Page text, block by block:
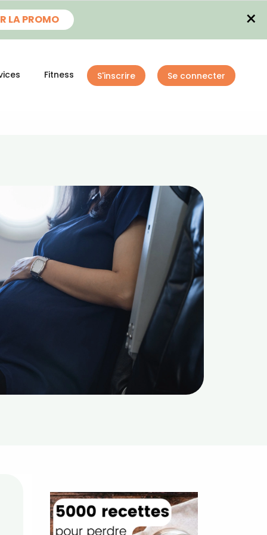
LA PROMO ×
Fitness S'inscrire Se connecter